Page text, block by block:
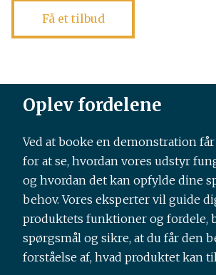
Få et tilbud
Oplev fordelene
Ved at booke en demonstration
for at se, hvordan vores udstyr
og hvordan det kan opfylde dine
behov. Vores eksperter vil guide
produktets funktioner og fordele,
spørgsmål og sikre, at du får den
forståelse af, hvad produktet kan